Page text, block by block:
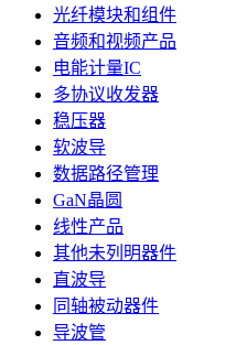
光纤模块和组件
音频和视频产品
电能计量IC
多协议收发器
稳压器
软波导
数据路径管理
GaN晶圆
线性产品
其他未列明器件
直波导
同轴被动器件
导波管